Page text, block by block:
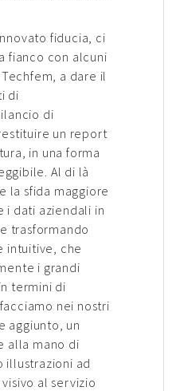
fiducia, ci
fianco con alcuni
a dare il
di
di
un report
in una forma
Al di là
la sfida maggiore
i dati aziendali in
trasformando
intuitive, che
i grandi
termini di
nei nostri
aggiunto, un
alla mano di
illustrazioni ad
al servizio